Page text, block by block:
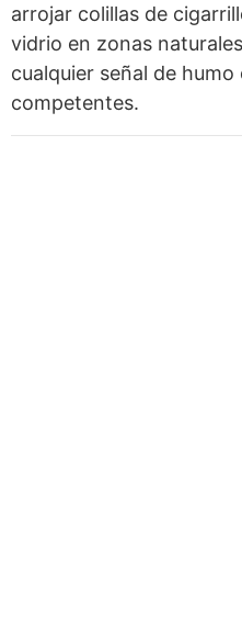
arrojar colillas de
vidrio en zonas
cualquier señal de
competentes.